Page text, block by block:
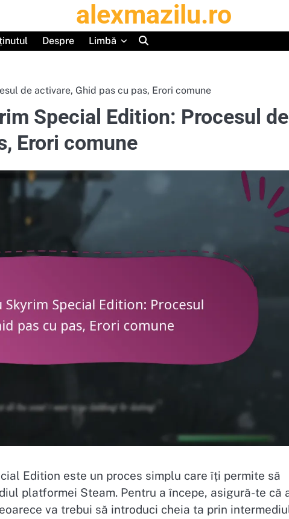
alexmazilu.ro
Despre Limbă
de activare, Ghid pas cu pas, Erori comune
Special Edition: Procesul de
Erori comune
Edition este un proces simplu care îți permite să
platformei Steam. Pentru a începe, asigură-te că
va trebui să introduci cheia ta prin